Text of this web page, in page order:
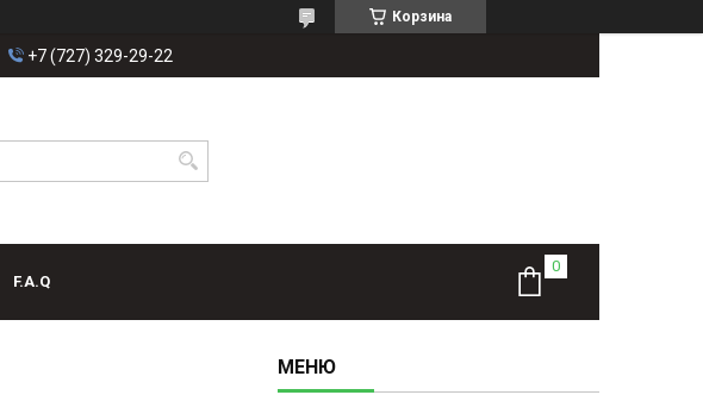
Корзина
+7 (727) 329-29-22
F.A.Q